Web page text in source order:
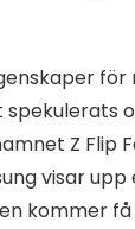
för
spekulerats
Z Flip
visar upp
kommer